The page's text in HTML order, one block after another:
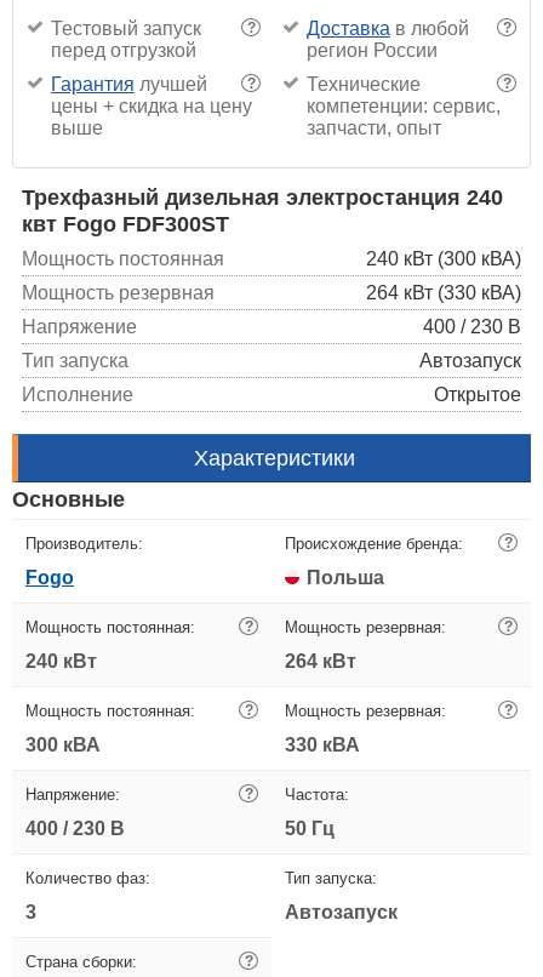
?
Тестовый запуск
перед отгрузкой
?
Доставка в любой
регион России
?
Гарантия лучшей
цены + скидка на цену
выше
?
Технические
компетенции: сервис,
запчасти, опыт
Трехфазный дизельная электростанция 240
квт Fogo FDF300ST
Мощность постоянная
240 кВт (300 кВА)
Мощность резервная
264 кВт (330 кВА)
Напряжение
400 / 230 В
Тип запуска
Автозапуск
Исполнение
Открытое
Характеристики
Основные
Производитель:
Fogo
Происхождение бренда: ?
Польша
Мощность постоянная: ?
240 кВт
Мощность резервная: ?
264 кВт
Мощность постоянная: ?
300 кВА
Мощность резервная: ?
330 кВА
Напряжение: ?
400 / 230 В
Частота:
50 Гц
Количество фаз:
3
Тип запуска:
Автозапуск
Страна сборки: ?